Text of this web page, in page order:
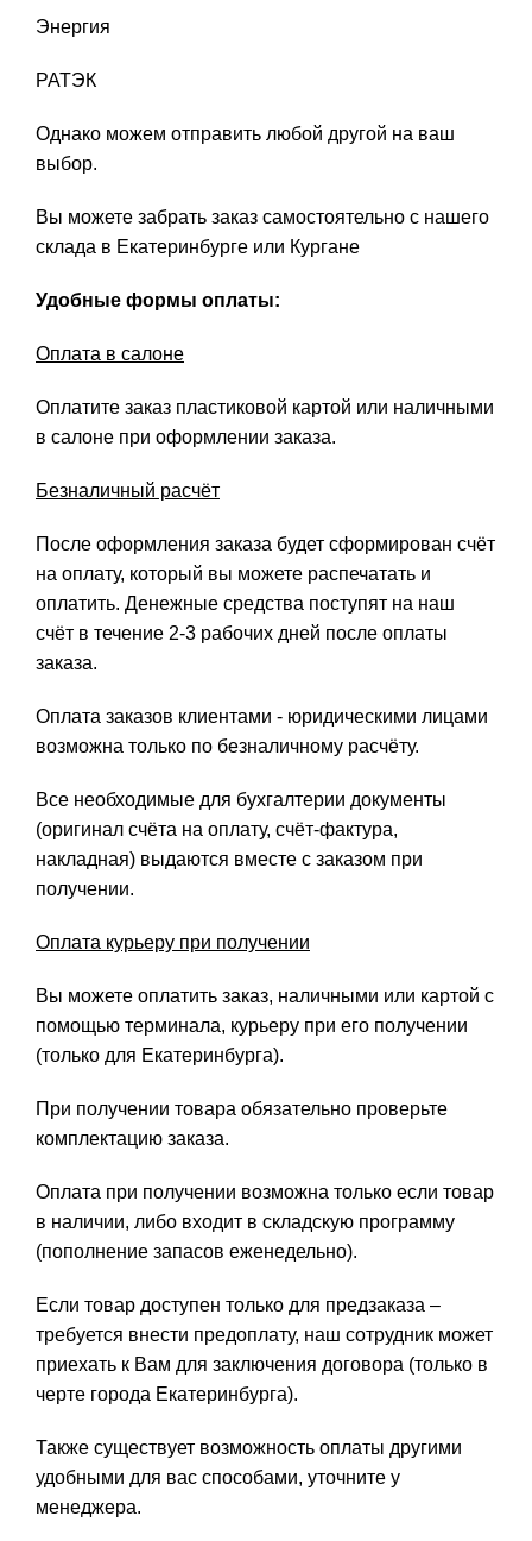
Энергия
РАТЭК
Однако можем отправить любой другой на ваш
выбор.
Вы можете забрать заказ самостоятельно с нашего
склада в Екатеринбурге или Кургане
Удобные формы оплаты:
Оплата в салоне
Оплатите заказ пластиковой картой или наличными
в салоне при оформлении заказа.
Безналичный расчёт
После оформления заказа будет сформирован счёт
на оплату, который вы можете распечатать и
оплатить. Денежные средства поступят на наш
счёт в течение 2-3 рабочих дней после оплаты
заказа.
Оплата заказов клиентами - юридическими лицами
возможна только по безналичному расчёту.
Все необходимые для бухгалтерии документы
(оригинал счёта на оплату, счёт-фактура,
накладная) выдаются вместе с заказом при
получении.
Оплата курьеру при получении
Вы можете оплатить заказ, наличными или картой с
помощью терминала, курьеру при его получении
(только для Екатеринбурга).
При получении товара обязательно проверьте
комплектацию заказа.
Оплата при получении возможна только если товар
в наличии, либо входит в складскую программу
(пополнение запасов еженедельно).
Если товар доступен только для предзаказа –
требуется внести предоплату, наш сотрудник может
приехать к Вам для заключения договора (только в
черте города Екатеринбурга).
Также существует возможность оплаты другими
удобными для вас способами, уточните у
менеджера.